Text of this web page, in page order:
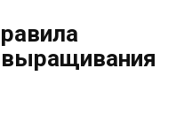
выращивания